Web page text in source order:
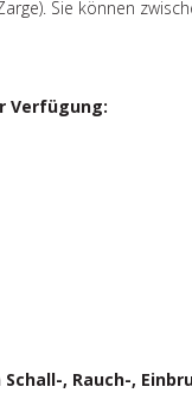
Sie können
Verfügung:
Schall-, Rauch-,